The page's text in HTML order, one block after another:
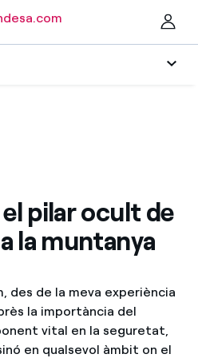
d’empresa i estalvia
et descomptem un
pilar ocult de
la muntanya
des de la meva experiència
la importància del
vital en la seguretat,
en qualsevol àmbit on el